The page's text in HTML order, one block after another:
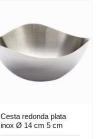
Cesta redonda plata
inox Ø 14 cm 5 cm
Hypinox Pro.mundi